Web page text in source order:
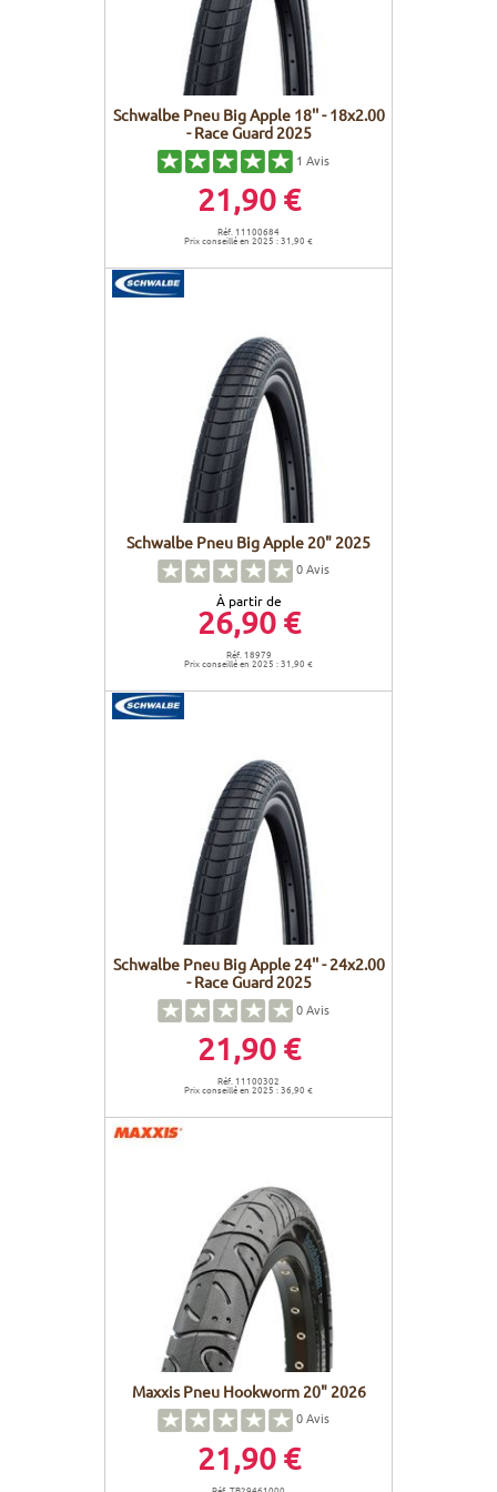
Schwalbe Pneu Big Apple 18'' - 18x2.00
- Race Guard 2025
1 Avis
21,90 €
Réf. 11100684
Prix conseillé en 2025 : 31,90 €
Schwalbe Pneu Big Apple 20" 2025
0Avis
À partir de
26,90 €
Réf. 18979
Prix conseillé en 2025 : 31,90 €
Schwalbe Pneu Big Apple 24'' - 24x2.00
- Race Guard 2025
0Avis
21,90 €
Réf. 11100302
Prix conseillé en 2025 : 36,90 €
Maxxis Pneu Hookworm 20" 2026
0Avis
21,90 €